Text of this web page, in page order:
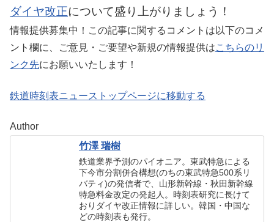
ダイヤ改正について盛り上がりましょう！
情報提供募集中！この記事に関するコメントは以下のコメ
ント欄に、ご意見・ご要望や新規の情報提供はこちらのリ
ンク先にお願いいたします！
鉄道時刻表ニューストップページに移動する
Author
竹澤 瑞樹
鉄道業界予測のパイオニア。東武特急による
下今市分割併合構想(のちの東武特急500系リ
バティ)の発信者で、山形新幹線・秋田新幹線
特急料金改定の発起人。時刻表研究に長けて
おりダイヤ改正情報に詳しい。韓国・中国な
どの時刻表も発行。